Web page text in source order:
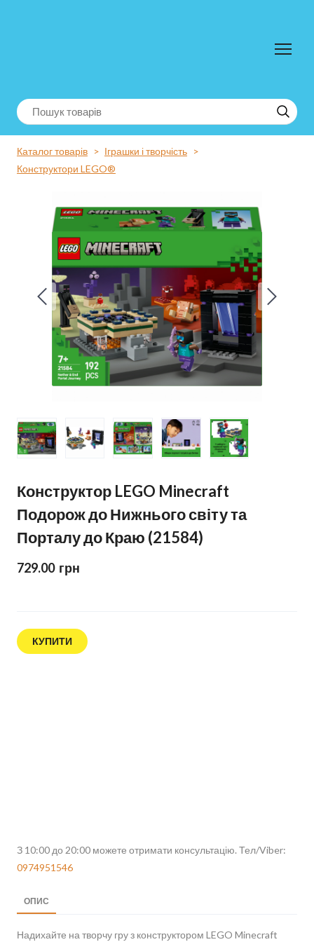
Каталог товарів
Іграшки і творчість
Конструктори LEGO®
Конструктор LEGO Minecraft
Подорож до Нижнього світу та
Порталу до Краю (21584)
729.00  грн
КУПИТИ
З 10:00 до 20:00 можете отримати консультацію. Тел/Viber:
0974951546
ОПИС
Надихайте на творчу гру з конструктором LEGO Minecraft